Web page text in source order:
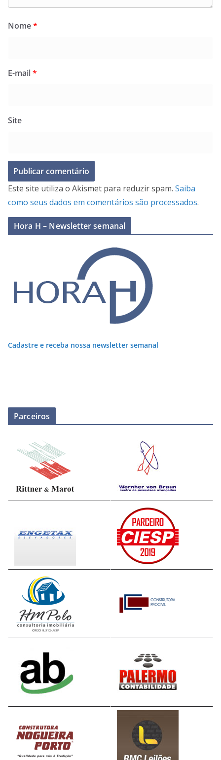
Nome*
E-mail*
Site
Este site utiliza o Akismet para reduzir spam. Saiba
como seus dados em comentários são processados.
Hora H – Newsletter semanal
Cadastre e receba nossa newsletter semanal
Parceiros